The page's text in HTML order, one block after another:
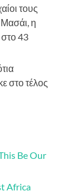
τους
η
43
στο τέλος
Be Our
Africa